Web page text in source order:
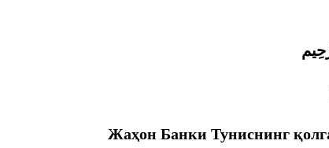
Жаҳон Банки Туниснинг